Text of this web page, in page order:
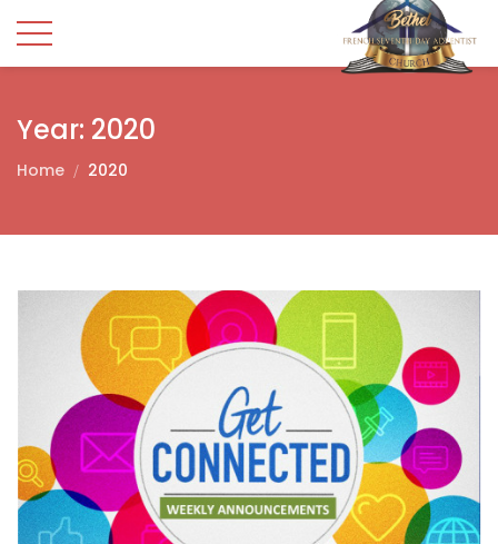
Year: 2020
Home 2020